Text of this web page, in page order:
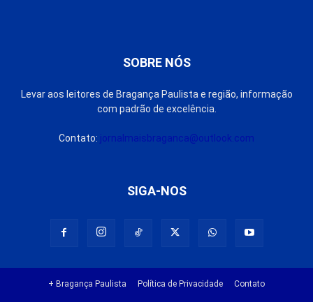
SOBRE NÓS
Levar aos leitores de Bragança Paulista e região, informação
com padrão de excelência.
Contato: jornalmaisbraganca@outlook.com
SIGA-NOS
+ Bragança Paulista Política de Privacidade Contato